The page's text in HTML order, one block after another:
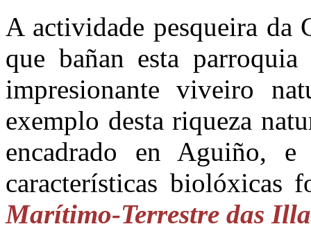
A actividade pesqueira da
que bañan esta
impresionante viveiro
exemplo desta riqueza
encadrado en Aguiño, e
características biolóxicas
Marítimo-Terrestre das